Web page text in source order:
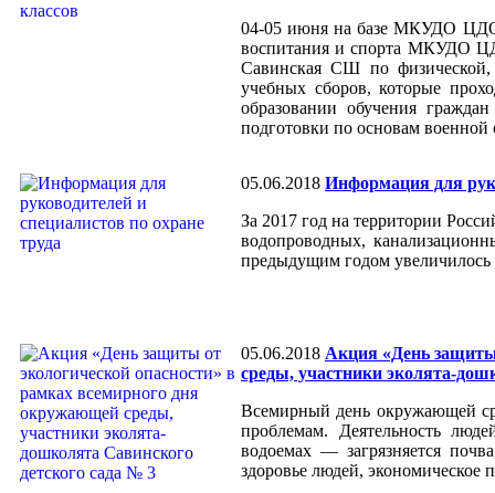
04-05 июня на базе МКУДО ЦДО
воспитания и спорта МКУДО
Савинская СШ по
учебных сборов, которые
образовании обучения
подготовки по основам
05.06.2018 Информация для
За 2017 год на территории
водопроводных,
предыдущим годом увеличилось
05.06.2018 Акция «День
среды, участники эколята-
Всемирный день окружающей
проблемам. Деятельность
водоемах — загрязняется
здоровье людей, экономическое